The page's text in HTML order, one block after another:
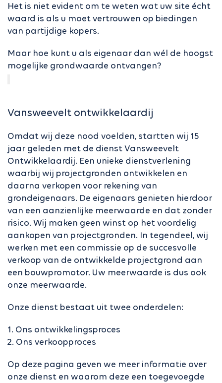
Het is niet evident om te weten wat uw site écht
waard is als u moet vertrouwen op biedingen
van partijdige kopers.
Maar hoe kunt u als eigenaar dan wél de hoogst
mogelijke grondwaarde ontvangen?
Vansweevelt ontwikkelaardij
Omdat wij deze nood voelden, startten wij 15
jaar geleden met de dienst Vansweevelt
Ontwikkelaardij. Een unieke dienstverlening
waarbij wij projectgronden ontwikkelen en
daarna verkopen voor rekening van
grondeigenaars. De eigenaars genieten hierdoor
van een aanzienlijke meerwaarde en dat zonder
risico. Wij maken geen winst op het voordelig
aankopen van projectgronden. In tegendeel, wij
werken met een commissie op de succesvolle
verkoop van de ontwikkelde projectgrond aan
een bouwpromotor. Uw meerwaarde is dus ook
onze meerwaarde.
Onze dienst bestaat uit twee onderdelen:
1. Ons ontwikkelingsproces
2. Ons verkoopproces
Op deze pagina geven we meer informatie over
onze dienst en waarom deze een toegevoegde